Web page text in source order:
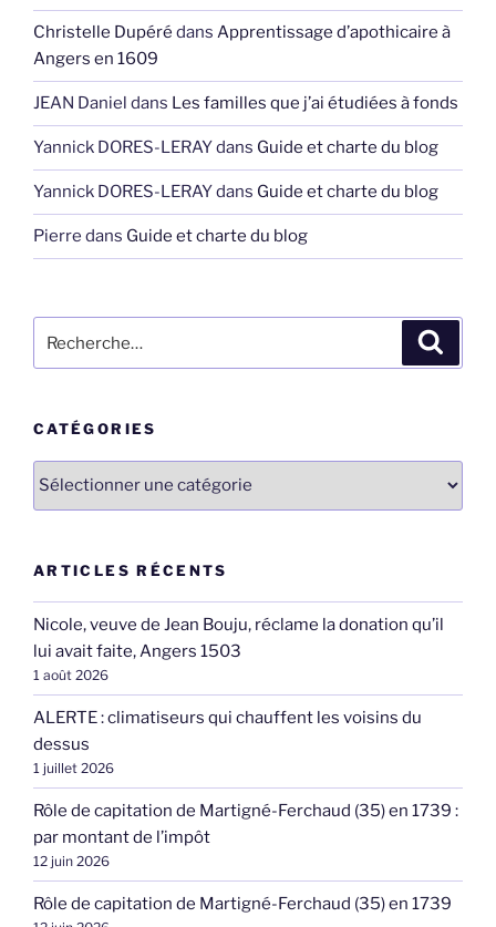
Christelle Dupéré dans Apprentissage d’apothicaire à
Angers en 1609
JEAN Daniel dans Les familles que j’ai étudiées à fonds
Yannick DORES-LERAYdans Guide et charte du blog
Yannick DORES-LERAYdans Guide et charte du blog
Pierre dans Guide et charte du blog
pour
CATÉGORIES
Catégories
ARTICLES RÉCENTS
Nicole, veuve de Jean Bouju, réclame la donation qu’il
lui avait faite, Angers 1503
1 août 2026
ALERTE : climatiseurs qui chauffent les voisins du
dessus
1 juillet 2026
Rôle de capitation de Martigné-Ferchaud (35) en 1739 :
par montant de l’impôt
12 juin 2026
Rôle de capitation de Martigné-Ferchaud (35) en 1739